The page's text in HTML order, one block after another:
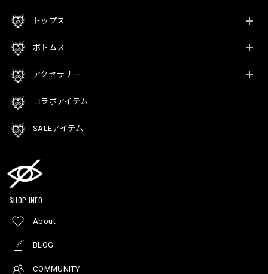
トップス
ボトムス
アクセサリー
コラボアイテム
SALEアイテム
SHOP INFO
About
BLOG
COMMUNITY